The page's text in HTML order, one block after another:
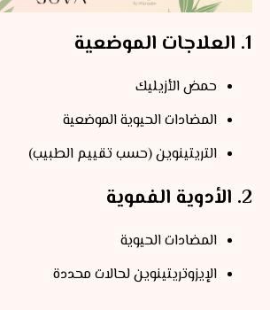
1. العلاجات الموضعية
حمض الأزيليك
المضادات الحيوية الموضعية
التريتينوين (حسب تقييم الطبيب)
2. الأدوية الفموية
المضادات الحيوية
الإيزوتريتينوين لحالات محددة